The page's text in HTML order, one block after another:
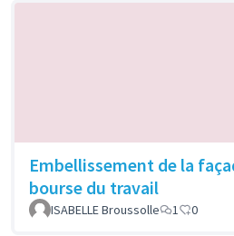
Embellissement de la
bourse du travail
ISABELLE Broussolle 1 0